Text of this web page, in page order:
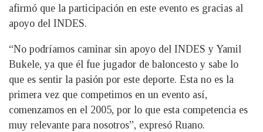
afirmó que la participación en este evento es gracias al
apoyo del INDES.
“No podríamos caminar sin apoyo del INDES y Yamil
Bukele, ya que él fue jugador de baloncesto y sabe lo
que es sentir la pasión por este deporte. Esta no es la
primera vez que competimos en un evento así,
comenzamos en el 2005, por lo que esta competencia es
muy relevante para nosotros”, expresó Ruano.